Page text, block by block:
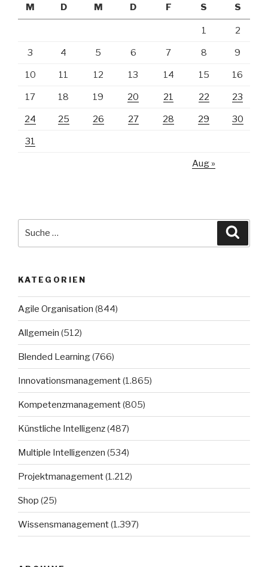
M
D M D F S S
1 2
3 4 5 6 7 8 9
10 11 12 13 14 15 16
17 18 19 20 21 22 23
24 25 26 27 28 29 30
31
Aug »
KATEGORIEN
Agile Organisation (844)
Allgemein (512)
Blended Learning(766)
Innovationsmanagement(1.865)
Kompetenzmanagement(805)
Künstliche Intelligenz(487)
Multiple Intelligenzen (534)
Projektmanagement(1.212)
Shop (25)
Wissensmanagement(1.397)